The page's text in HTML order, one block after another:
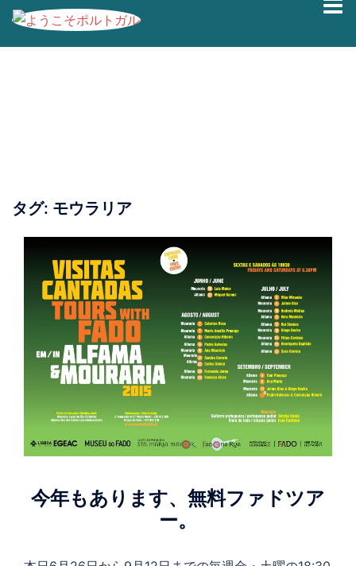
テ
タグ: モウラリア
今年もあります、無料ファドツア
ー。